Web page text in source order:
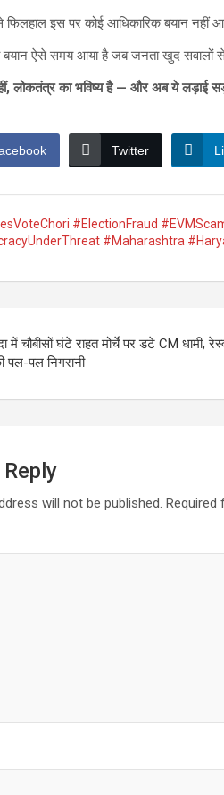
इस पर कोई आधिकारिक बयान नहीं
बयान ऐसे समय आया है जब जनता खुद सवालों
लोकतंत्र का भविष्य है — और अब ये
Twitter
#ElectionFraud
#Maharashtra
में चौबीसों घंटे राहत मोर्चे पर डटे CM धामी,
पल निगरानी
will not be published. Required